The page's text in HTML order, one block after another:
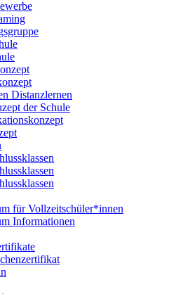
Distanzlernen
der Schule
für Vollzeitschüler*innen
Informationen